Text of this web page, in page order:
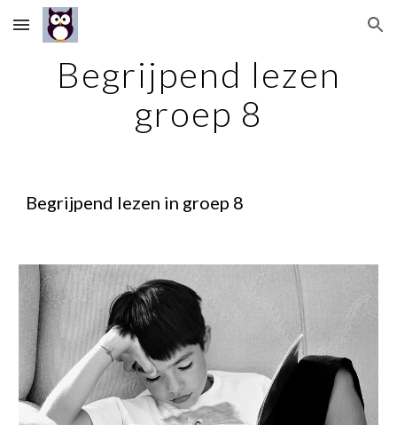
Skip to main content Skip to navigation
Begrijpend lezen
groep 8
Begrijpend lezen in groep 8